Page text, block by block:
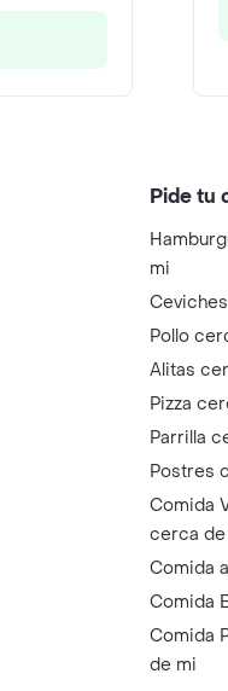
Pide tu
mi
Pollo
Alitas
Pizza
Parrilla
Postres
Comida
cerca de
Comida
Comida
Comida
de mi